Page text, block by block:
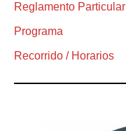
Reglamento Particular
Programa
Recorrido / Horarios